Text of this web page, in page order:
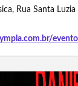
Rua Santa